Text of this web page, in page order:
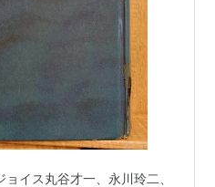
イス丸谷才一、永川玲二、